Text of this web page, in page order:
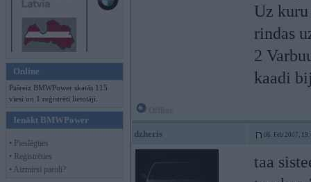
Online
Pašreiz BMWPower skatās 115
viesi un 1 reģistrēti lietotāji.
Ienākt BMWPower
• Pieslēgties
• Reģistrēties
• Aizmirsi paroli?
Uz
rindas
2
kaadi
dzheris 06. Feb 2007,
taa